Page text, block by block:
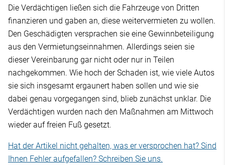
Die Verdächtigen ließen sich die Fahrzeuge von Dritten
finanzieren und gaben an, diese weitervermieten zu wollen.
Den Geschädigten versprachen sie eine Gewinnbeteiligung
aus den Vermietungseinnahmen. Allerdings seien sie
dieser Vereinbarung gar nicht oder nur in Teilen
nachgekommen. Wie hoch der Schaden ist, wie viele Autos
sie sich insgesamt ergaunert haben sollen und wie sie
dabei genau vorgegangen sind, blieb zunächst unklar. Die
Verdächtigen wurden nach den Maßnahmen am Mittwoch
wieder auf freien Fuß gesetzt.
Hat der Artikel nicht gehalten, was er versprochen hat? Sind
Ihnen Fehler aufgefallen? Schreiben Sie uns.